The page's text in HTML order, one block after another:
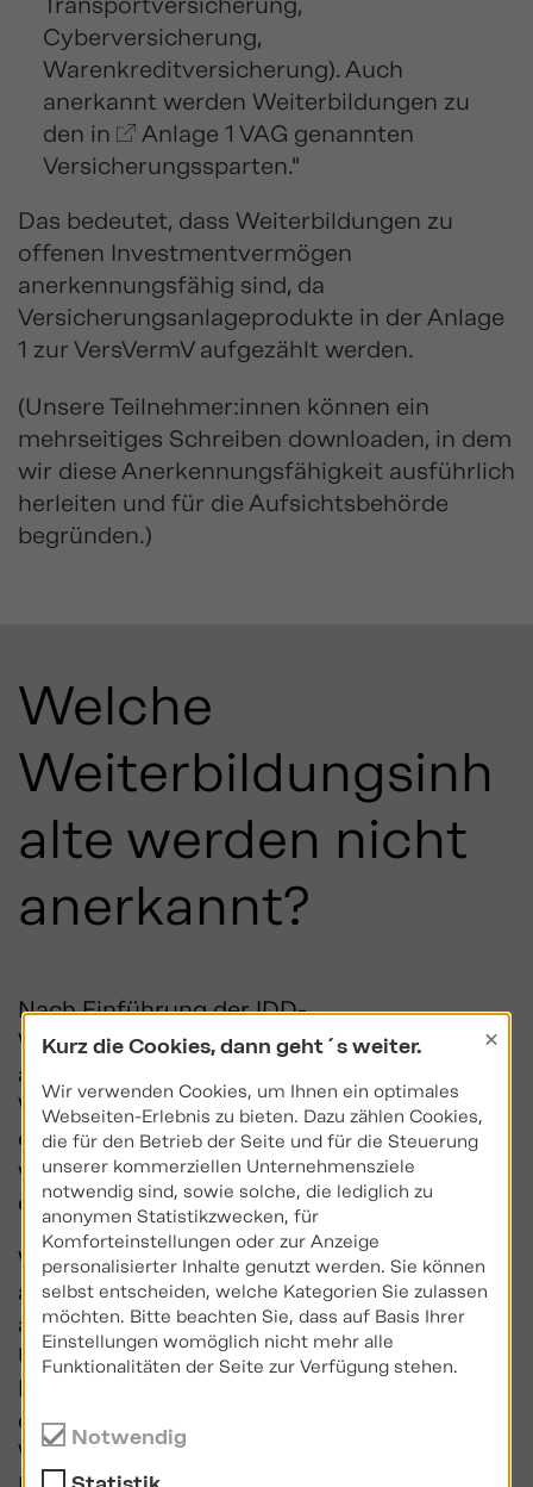
Cyberversicherung,
Warenkreditversicherung). Auch
anerkannt werden Weiterbildungen zu
den in
Anlage 1 VAG genannten
Versicherungssparten."
Das bedeutet, dass Weiterbildungen zu
offenen Investmentvermögen
anerkennungsfähig sind, da
Versicherungsanlageprodukte in der Anlage
1 zur VersVermV aufgezählt werden.
(Unsere Teilnehmer:innen können ein
mehrseitiges Schreiben downloaden, in dem
wir diese Anerkennungsfähigkeit ausführlich
herleiten und für die Aufsichtsbehörde
begründen.)
Welche
Weiterbildungsinh
alte werden nicht
anerkannt?
Nach Einführung der IDD-
Weiterbildungspflicht war unklar, ob
allgemein betriebswirtschaftliche
Weiterbildungen anerkannt werden sollen,
oder nicht. In den FAQs von DIHK und BaFin
wurde daher auf diese Fragestellung
eingegangen. Ergebnis:
Weiterbildungen sind dagegen nicht
anerkennungsfähig, wenn es darin um
allgemein betriebswirtschaftliche
Unternehmerweiterbildungen,
Personalführung, reine Verkaufsschulungen
oder Motivationsseminare geht. Auch
Weiterbildungen mit versicherungsfremden
Kurz die Cookies, dann geht´s weiter. ×
Wir verwenden Cookies, um Ihnen ein optimales
Webseiten-Erlebnis zu bieten. Dazu zählen Cookies,
die für den Betrieb der Seite und für die Steuerung
unserer kommerziellen Unternehmensziele
notwendig sind, sowie solche, die lediglich zu
anonymen Statistikzwecken, für
Komforteinstellungen oder zur Anzeige
personalisierter Inhalte genutzt werden. Sie können
selbst entscheiden, welche Kategorien Sie zulassen
möchten. Bitte beachten Sie, dass auf Basis Ihrer
Einstellungen womöglich nicht mehr alle
Funktionalitäten der Seite zur Verfügung stehen.
Notwendig